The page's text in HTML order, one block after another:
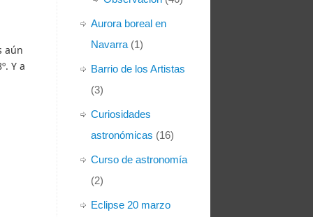
aún
Y a
Aurora boreal en
Navarra (1)
Barrio de los Artistas
(3)
Curiosidades
astronómicas (16)
Curso de astronomía
(2)
Eclipse 20 marzo